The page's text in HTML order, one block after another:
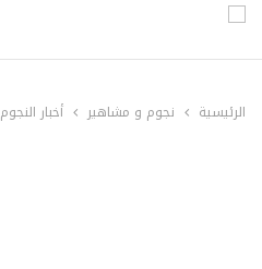
الرئيسية نجوم و مشاهير أخبار النجوم